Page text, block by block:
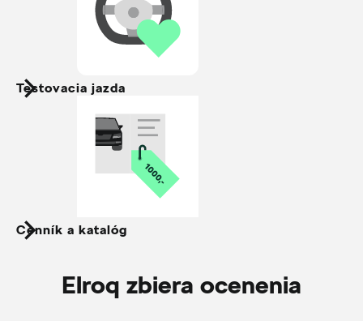
Testovacia jazda
Cenník a katalóg
Elroq zbiera ocenenia